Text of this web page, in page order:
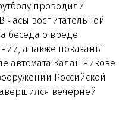
проводили
воспитательной
беседа о вреде
а также показаны
автомата Калашникове
Российской
вечерней